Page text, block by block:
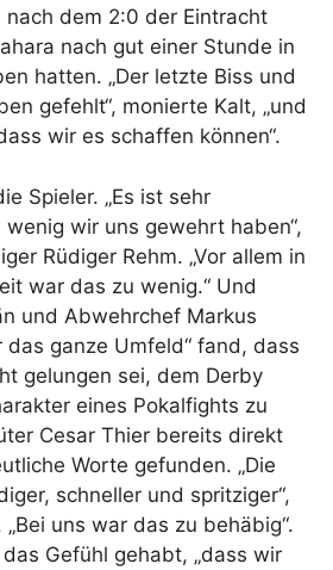
nach dem 2:0 der Eintracht
nach gut einer Stunde in
hatten. „Der letzte Biss und
gefehlt“, monierte Kalt, „und
wir es schaffen können“.
Spieler. „Es ist sehr
wir uns gewehrt haben“,
Rüdiger Rehm. „Vor allem in
war das zu wenig.“ Und
und Abwehrchef Markus
das ganze Umfeld“ fand, dass
gelungen sei, dem Derby
eines Pokalfights zu
Cesar Thier bereits direkt
Worte gefunden. „Die
schneller und spritziger“,
uns war das zu behäbig“.
Gefühl gehabt, „dass wir